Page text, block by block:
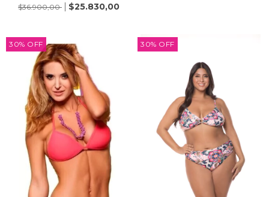
$36.900,00
$25.830,00
30% OFF 30% OFF